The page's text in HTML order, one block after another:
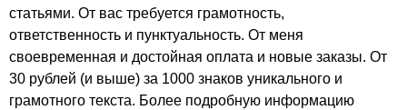
статьями. От вас требуется грамотность,
ответственность и пунктуальность. От меня
своевременная и достойная оплата и новые заказы. От
30 рублей (и выше) за 1000 знаков уникального и
грамотного текста. Более подробную информацию